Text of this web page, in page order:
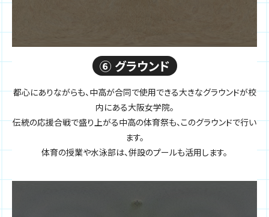
⑥ グラウンド
都心にありながらも、中高が合同で使用できる大きなグラウンドが校
内にある大阪女学院。
伝統の応援合戦で盛り上がる中高の体育祭も、このグラウンドで行い
ます。
体育の授業や水泳部は、併設のプールも活用します。